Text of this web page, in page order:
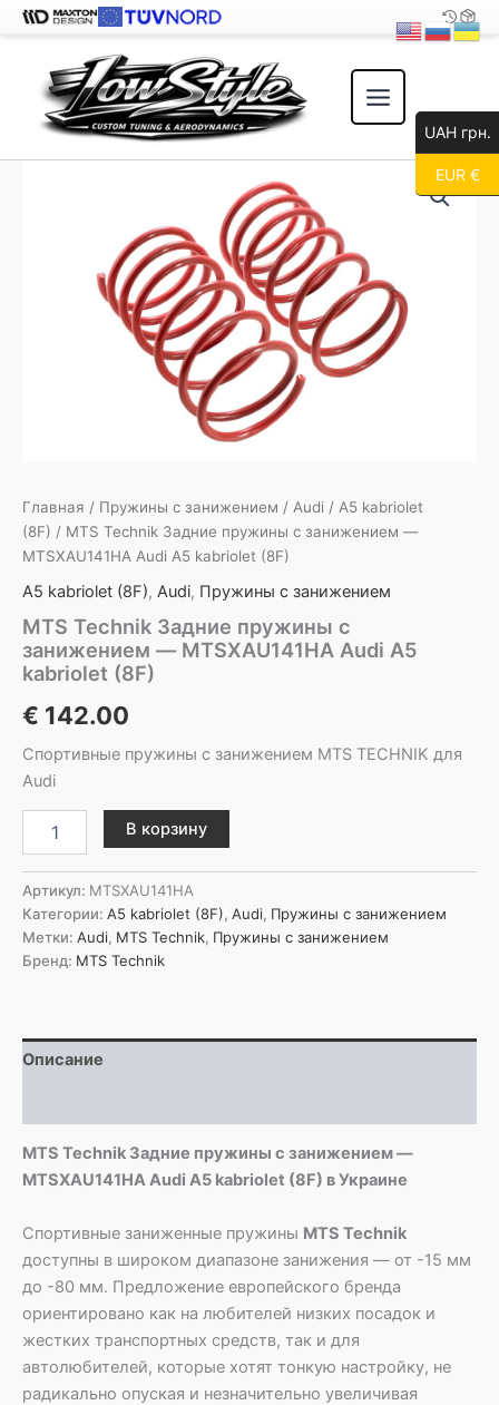
содержимому
Главная / Пружины с занижением / Audi / A5 kabriolet
(8F) / MTS Technik Задние пружины с занижением —
MTSXAU141HA Audi A5 kabriolet (8F)
A5 kabriolet (8F), Audi, Пружины с занижением
MTS Technik Задние пружины с
занижением — MTSXAU141HA Audi A5
kabriolet (8F)
€ 142.00
Спортивные пружины с занижением MTS TECHNIK для
Audi
товара
Technik
Задние
пружины
с
занижением
Audi
A5
В корзину
Артикул: MTSXAU141HA
Категории: A5 kabriolet (8F), Audi, Пружины с занижением
Метки: Audi, MTS Technik, Пружины с занижением
Бренд: MTS Technik
Описание
MTS Technik Задние пружины с занижением —
MTSXAU141HA Audi A5 kabriolet (8F) в Украине
Спортивные заниженные пружины MTS Technik
доступны в широком диапазоне занижения — от -15 мм
до -80 мм. Предложение европейского бренда
ориентировано как на любителей низких посадок и
жестких транспортных средств, так и для
автолюбителей, которые хотят тонкую настройку, не
радикально опуская и незначительно увеличивая
UAH грн.
EUR €